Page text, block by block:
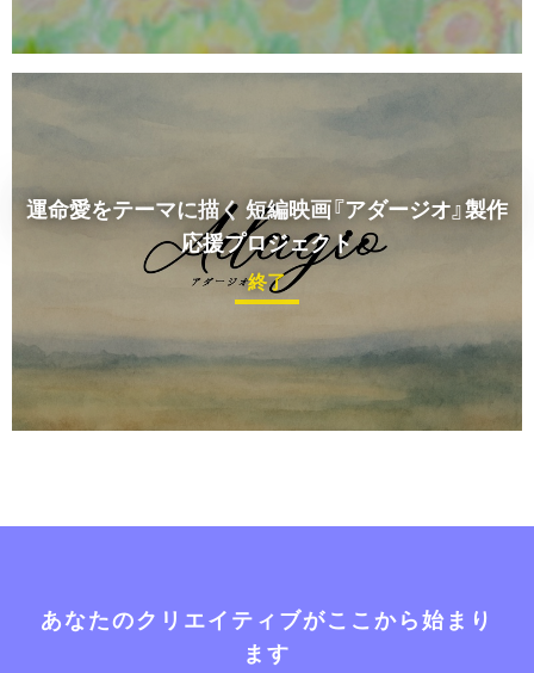
運命愛をテーマに描く 短編映画『アダージオ』製作
応援プロジェクト
終了
あなたのクリエイティブがここから始まり
ます